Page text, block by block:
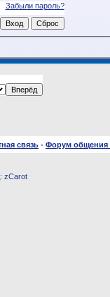
Забыли пароль?
связь - Форум общения
zCarot